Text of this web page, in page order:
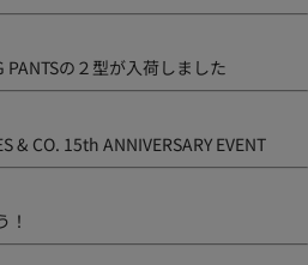
の２型が入荷しました
& CO. 15th ANNIVERSARY EVENT
！